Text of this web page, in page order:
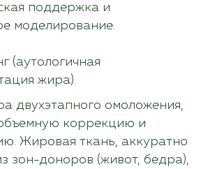
поддержка и
моделирование.
(аутологичная
жира).
двухэтапного омоложения,
коррекцию и
Жировая ткань, аккуратно
зон-доноров (живот, бедра),